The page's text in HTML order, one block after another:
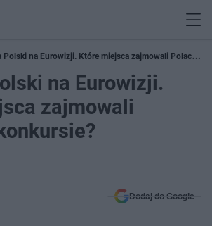
Polski na Eurowizji. Które miejsca zajmowali Polacy w
na Eurowizji.
zajmowali
Dodaj do Google